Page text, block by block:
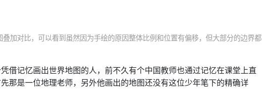
加对比，可以看到虽然因为手绘的原因整体比例和位置有偏移，但大部分的边界都
借记忆画出世界地图的人，前不久有个中国教师也通过记忆在课堂上直
那是一位地理老师，另外他画出的地图还没有这位少年笔下的精确详